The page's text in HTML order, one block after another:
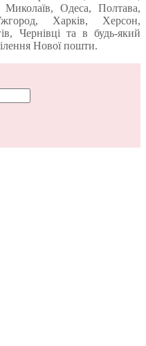
Одеса, Полтава,
Харків, Херсон,
Чернівці та в будь-який
Нової пошти.